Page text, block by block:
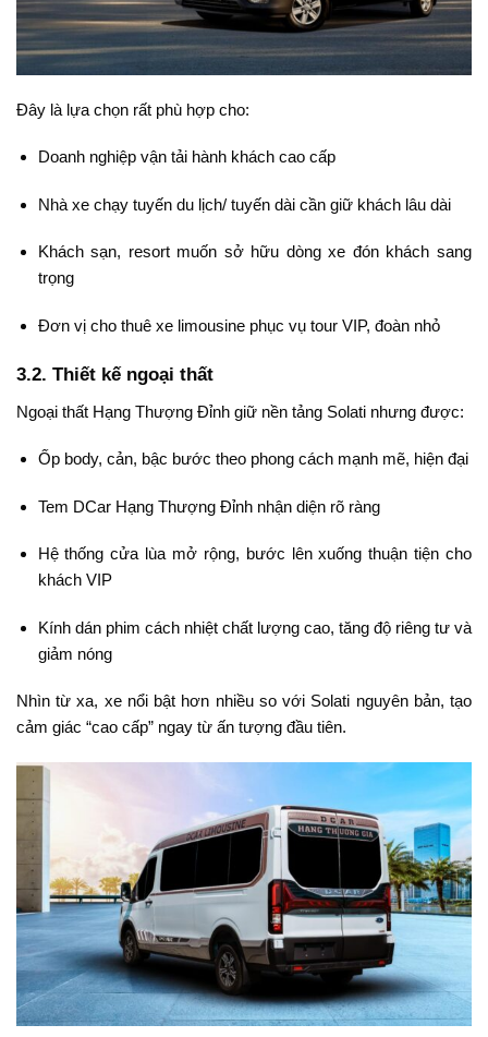
Đây là lựa chọn rất phù hợp cho:
Doanh nghiệp vận tải hành khách cao cấp
Nhà xe chạy tuyến du lịch/ tuyến dài cần giữ khách lâu dài
Khách sạn, resort muốn sở hữu dòng xe đón khách sang
trọng
Đơn vị cho thuê xe limousine phục vụ tour VIP, đoàn nhỏ
3.2. Thiết kế ngoại thất
Ngoại thất Hạng Thượng Đỉnh giữ nền tảng Solati nhưng được:
Ốp body, cản, bậc bước theo phong cách mạnh mẽ, hiện đại
Tem DCar Hạng Thượng Đỉnh nhận diện rõ ràng
Hệ thống cửa lùa mở rộng, bước lên xuống thuận tiện cho
khách VIP
Kính dán phim cách nhiệt chất lượng cao, tăng độ riêng tư và
giảm nóng
Nhìn từ xa, xe nổi bật hơn nhiều so với Solati nguyên bản, tạo
cảm giác “cao cấp” ngay từ ấn tượng đầu tiên.